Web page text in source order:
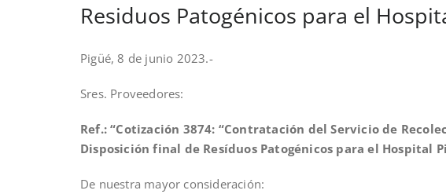
Residuos Patogénicos para el
Pigüé, 8 de junio 2023.-
Sres. Proveedores:
Ref.: “Cotización 3874: “Contratación del Servicio de
Disposición final de Resíduos Patogénicos para el Hospital
De nuestra mayor consideración: